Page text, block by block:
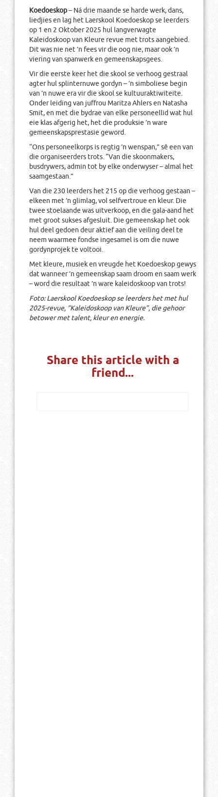
Koedoeskop– Ná drie maande se harde werk, dans,
liedjies en lag het Laerskool Koedoeskop se leerders
op 1 en 2 Oktober 2025 hul langverwagte
Kaleidoskoop van Kleure revue met trots aangebied.
Dit was nie net ’n fees vir die oog nie, maar ook ’n
viering van spanwerk en gemeenskapsgees.
Vir die eerste keer het die skool se verhoog gestraal
agter hul splinternuwe gordyn – ’n simboliese begin
van ’n nuwe era vir die skool se kultuuraktiwiteite.
Onder leiding van juffrou Maritza Ahlers en Natasha
Smit, en met die bydrae van elke personeellid wat hul
eie klas afgerig het, het die produksie ’n ware
gemeenskapsprestasie geword.
“Ons personeelkorps is regtig ’n wenspan,” sê een van
die organiseerders trots. “Van die skoonmakers,
busdrywers, admin tot by elke onderwyser – almal het
saamgestaan.”
Van die 230 leerders het 215 op die verhoog gestaan –
elkeen met ’n glimlag, vol selfvertroue en kleur. Die
twee stoelaande was uitverkoop, en die gala-aand het
met groot sukses afgesluit. Die gemeenskap het ook
hul deel gedoen deur aktief aan die veiling deel te
neem waarmee fondse ingesamel is om die nuwe
gordynprojek te voltooi.
Met kleure, musiek en vreugde het Koedoeskop gewys
dat wanneer ’n gemeenskap saam droom en saam werk
– word die resultaat ’n ware kaleidoskoop van trots!
Foto: Laerskool Koedoeskop se leerders het met hul
2025-revue, “Kaleidoskoop van Kleure”, die gehoor
betower met talent, kleur en energie.
Share this article with a
friend...